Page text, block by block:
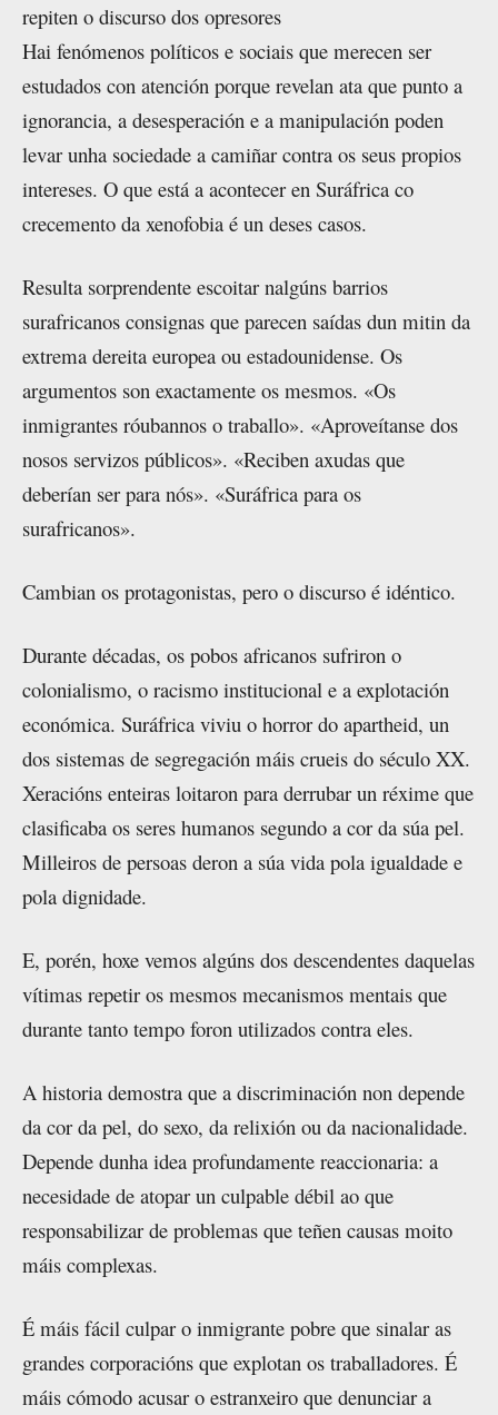
repiten o discurso dos opresores
Hai fenómenos políticos e sociais que merecen ser
estudados con atención porque revelan ata que punto a
ignorancia, a desesperación e a manipulación poden
levar unha sociedade a camiñar contra os seus propios
intereses. O que está a acontecer en Suráfrica co
crecemento da xenofobia é un deses casos.
Resulta sorprendente escoitar nalgúns barrios
surafricanos consignas que parecen saídas dun mitin da
extrema dereita europea ou estadounidense. Os
argumentos son exactamente os mesmos. «Os
inmigrantes róubannos o traballo». «Aproveítanse dos
nosos servizos públicos». «Reciben axudas que
deberían ser para nós». «Suráfrica para os
surafricanos».
Cambian os protagonistas, pero o discurso é idéntico.
Durante décadas, os pobos africanos sufriron o
colonialismo, o racismo institucional e a explotación
económica. Suráfrica viviu o horror do apartheid, un
dos sistemas de segregación máis crueis do século XX.
Xeracións enteiras loitaron para derrubar un réxime que
clasificaba os seres humanos segundo a cor da súa pel.
Milleiros de persoas deron a súa vida pola igualdade e
pola dignidade.
E, porén, hoxe vemos algúns dos descendentes daquelas
vítimas repetir os mesmos mecanismos mentais que
durante tanto tempo foron utilizados contra eles.
A historia demostra que a discriminación non depende
da cor da pel, do sexo, da relixión ou da nacionalidade.
Depende dunha idea profundamente reaccionaria: a
necesidade de atopar un culpable débil ao que
responsabilizar de problemas que teñen causas moito
máis complexas.
É máis fácil culpar o inmigrante pobre que sinalar as
grandes corporacións que explotan os traballadores. É
máis cómodo acusar o estranxeiro que denunciar a